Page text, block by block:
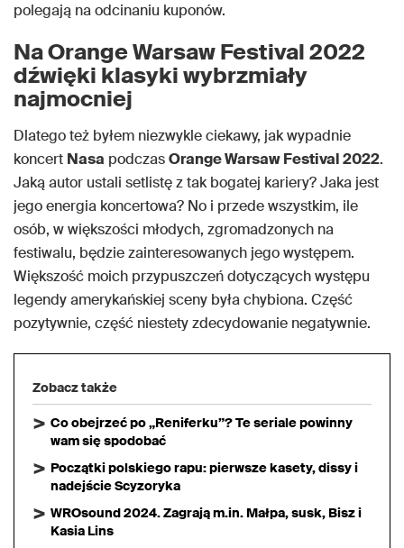
polegają na odcinaniu kuponów.
Na Orange Warsaw Festival 2022
dźwięki klasyki wybrzmiały
najmocniej
Dlatego też byłem niezwykle ciekawy, jak wypadnie
koncert Nasa podczasOrange Warsaw Festival 2022.
Jaką autor ustali setlistę z tak bogatej kariery? Jaka jest
jego energia koncertowa? No i przede wszystkim, ile
osób, w większości młodych, zgromadzonych na
festiwalu, będzie zainteresowanych jego występem.
Większość moich przypuszczeń dotyczących występu
legendy amerykańskiej sceny była chybiona. Część
pozytywnie, część niestety zdecydowanie negatywnie.
Zobacz także
Co obejrzeć po „Reniferku”? Te seriale powinny
wam się spodobać
Początki polskiego rapu: pierwsze kasety, dissy i
nadejście Scyzoryka
WROsound 2024. Zagrają m.in. Małpa, susk, Bisz i
Kasia Lins